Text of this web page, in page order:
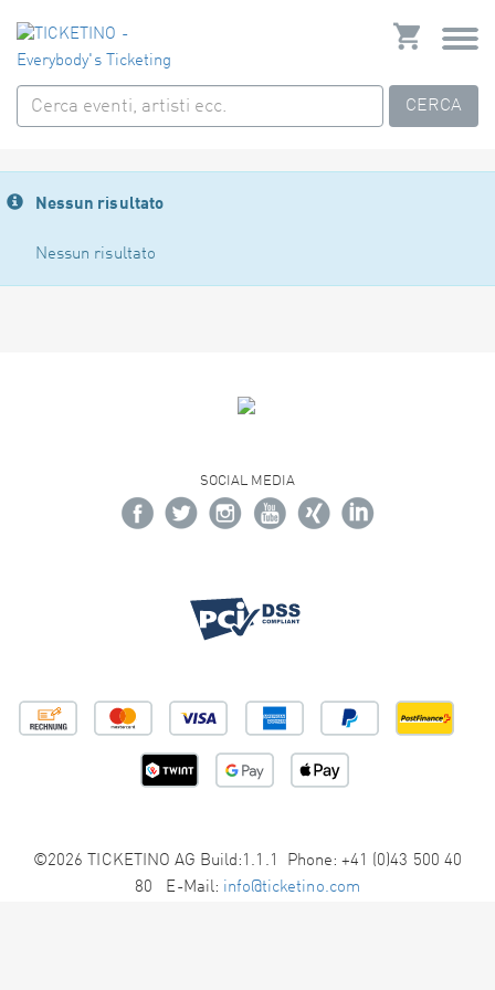
CERCA
Nessun risultato
Nessun risultato
SOCIAL MEDIA
©2026 TICKETINO AG Build:1.1.1 Phone: +41 (0)43 500 40
80 E-Mail: info@ticketino.com